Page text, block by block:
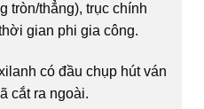
tròn/thẳng), trục chính
gian phi gia công.
có đầu chụp hút ván
cắt ra ngoài.